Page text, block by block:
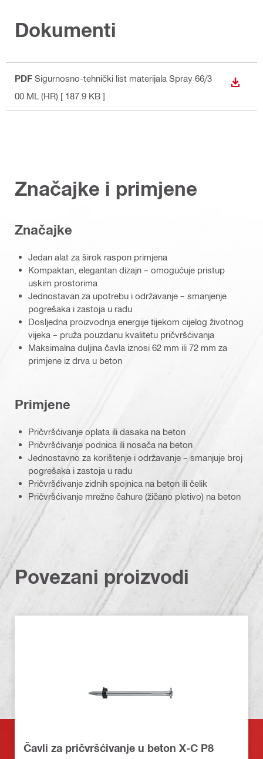
Dokumenti
PDF Sigurnosno-tehnički list materijala Spray 66/3
00 ML (HR) [ 187.9 KB ]
Značajke i primjene
Značajke
Jedan alat za širok raspon primjena
Kompaktan, elegantan dizajn – omogućuje pristup
uskim prostorima
Jednostavan za upotrebu i održavanje – smanjenje
pogrešaka i zastoja u radu
Dosljedna proizvodnja energije tijekom cijelog životnog
vijeka – pruža pouzdanu kvalitetu pričvršćivanja
Maksimalna duljina čavla iznosi 62 mm ili 72 mm za
primjene iz drva u beton
Primjene
Pričvršćivanje oplata ili dasaka na beton
Pričvršćivanje podnica ili nosača na beton
Jednostavno za korištenje i održavanje – smanjuje broj
pogrešaka i zastoja u radu
Pričvršćivanje zidnih spojnica na beton ili čelik
Pričvršćivanje mrežne čahure (žičano pletivo) na beton
Povezani proizvodi
Čavli za pričvršćivanje u beton X-C P8